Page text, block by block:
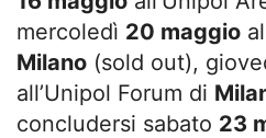
mercoledì 20 maggio
Milano (sold out),
all’Unipol Forum di
concludersi sabato 23